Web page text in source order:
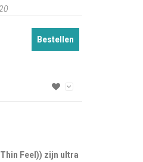
20
Bestellen
Feel)) zijn ultra